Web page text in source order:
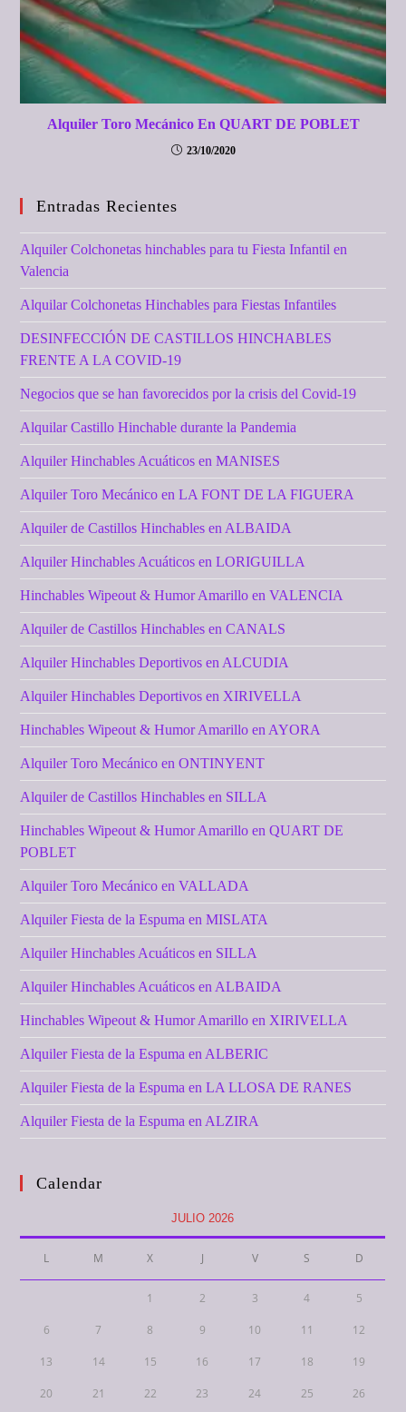
Alquiler Toro Mecánico En QUART DE POBLET
23/10/2020
Entradas Recientes
Alquiler Colchonetas hinchables para tu Fiesta Infantil en
Valencia
Alquilar Colchonetas Hinchables para Fiestas Infantiles
DESINFECCIÓN DE CASTILLOS HINCHABLES
FRENTE A LA COVID-19
Negocios que se han favorecidos por la crisis del Covid-19
Alquilar Castillo Hinchable durante la Pandemia
Alquiler Hinchables Acuáticos en MANISES
Alquiler Toro Mecánico en LA FONT DE LA FIGUERA
Alquiler de Castillos Hinchables en ALBAIDA
Alquiler Hinchables Acuáticos en LORIGUILLA
Hinchables Wipeout & Humor Amarillo en VALENCIA
Alquiler de Castillos Hinchables en CANALS
Alquiler Hinchables Deportivos en ALCUDIA
Alquiler Hinchables Deportivos en XIRIVELLA
Hinchables Wipeout & Humor Amarillo en AYORA
Alquiler Toro Mecánico en ONTINYENT
Alquiler de Castillos Hinchables en SILLA
Hinchables Wipeout & Humor Amarillo en QUART DE
POBLET
Alquiler Toro Mecánico en VALLADA
Alquiler Fiesta de la Espuma en MISLATA
Alquiler Hinchables Acuáticos en SILLA
Alquiler Hinchables Acuáticos en ALBAIDA
Hinchables Wipeout & Humor Amarillo en XIRIVELLA
Alquiler Fiesta de la Espuma en ALBERIC
Alquiler Fiesta de la Espuma en LA LLOSA DE RANES
Alquiler Fiesta de la Espuma en ALZIRA
Calendar
JULIO 2026
L M X J V S D
1 2 3 4 5
6 7 8 9 10 11 12
13 14 15 16 17 18 19
20 21 22 23 24 25 26